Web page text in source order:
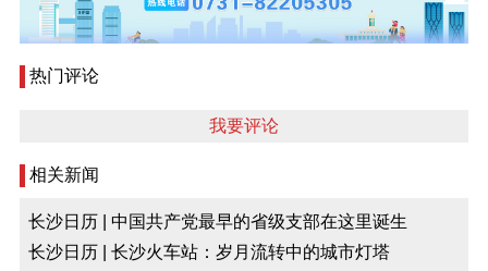
热门评论
我要评论
相关新闻
长沙日历 | 中国共产党最早的省级支部在这里诞生
长沙日历 | 长沙火车站：岁月流转中的城市灯塔